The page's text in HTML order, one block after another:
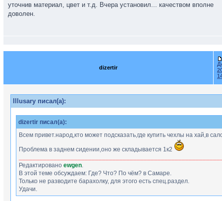
уточнив материал, цвет и т.д. Вчера установил... качеством вполне
доволен.
dizertir
Illusary писал(а):
dizertir писал(а):
Всем привет.народ,кто может подсказать,где купить чехлы на хай,в
Проблема в заднем сидении,оно же складывается 1к2
Редактировано ewgen
В этой теме обсуждаем: Где? Что? По чём? в Самаре.
Только не разводите барахолку, для этого есть спец.раздел.
Удачи.